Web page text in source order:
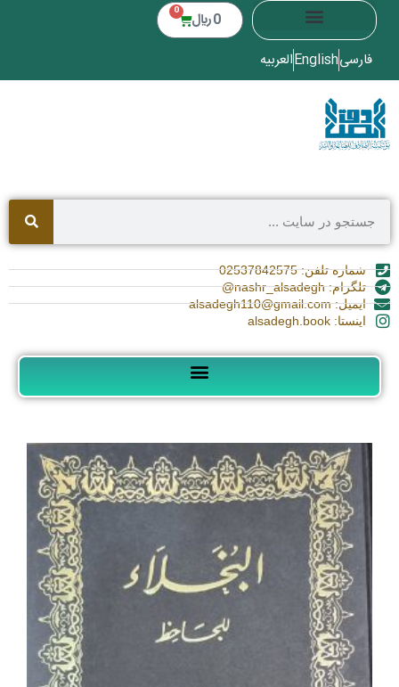
0 ﷼ 0
فارسیEnglishالعربیه
شماره تلفن: 02537842575
تلگرام: nashr_alsadegh@
ایمیل: alsadegh110@gmail.com
اینستا: alsadegh.book